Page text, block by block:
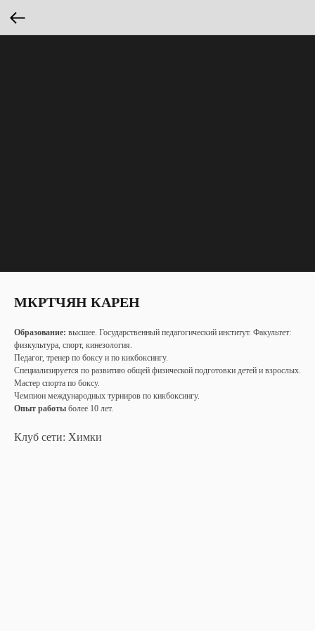
МКРТЧЯН КАРЕН
Образование: высшее. Государственный педагогический институт. Факультет:
физкультура, спорт, кинезология.
Педагог, тренер по боксу и по кикбоксингу.
Специализируется по развитию общей физической подготовки детей и взрослых.
Мастер спорта по боксу.
Чемпион международных турниров по кикбоксингу.
Опыт работы более 10 лет.
Клуб сети: Химки